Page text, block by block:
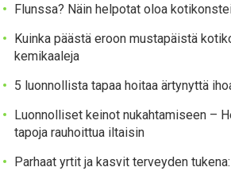
Flunssa? Näin helpotat oloa
Kuinka päästä eroon mustapäistä
kemikaaleja
5 luonnollista tapaa hoitaa ärtynyttä
Luonnolliset keinot nukahtamiseen –
tapoja rauhoittua iltaisin
Parhaat yrtit ja kasvit terveyden